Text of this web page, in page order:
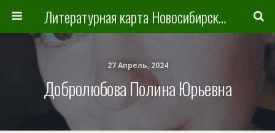
Литературная карта Новосибирска и Новосибирской области
27 Апрель, 2024
Добролюбова Полина Юрьевна